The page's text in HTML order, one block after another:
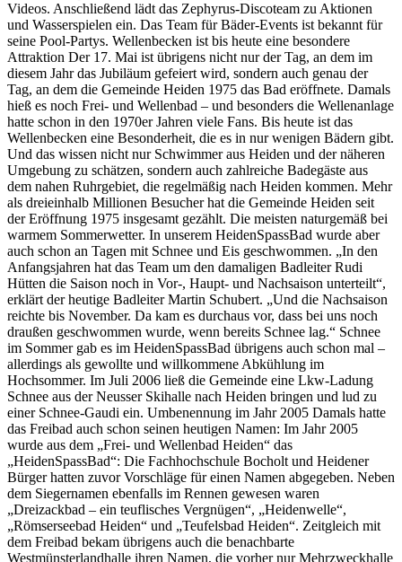
Videos. Anschließend lädt das Zephyrus-Discoteam zu Aktionen
und Wasserspielen ein. Das Team für Bäder-Events ist bekannt für
seine Pool-Partys. Wellenbecken ist bis heute eine besondere
Attraktion Der 17. Mai ist übrigens nicht nur der Tag, an dem im
diesem Jahr das Jubiläum gefeiert wird, sondern auch genau der
Tag, an dem die Gemeinde Heiden 1975 das Bad eröffnete. Damals
hieß es noch Frei- und Wellenbad – und besonders die Wellenanlage
hatte schon in den 1970er Jahren viele Fans. Bis heute ist das
Wellenbecken eine Besonderheit, die es in nur wenigen Bädern gibt.
Und das wissen nicht nur Schwimmer aus Heiden und der näheren
Umgebung zu schätzen, sondern auch zahlreiche Badegäste aus
dem nahen Ruhrgebiet, die regelmäßig nach Heiden kommen. Mehr
als dreieinhalb Millionen Besucher hat die Gemeinde Heiden seit
der Eröffnung 1975 insgesamt gezählt. Die meisten naturgemäß bei
warmem Sommerwetter. In unserem HeidenSpassBad wurde aber
auch schon an Tagen mit Schnee und Eis geschwommen. „In den
Anfangsjahren hat das Team um den damaligen Badleiter Rudi
Hütten die Saison noch in Vor-, Haupt- und Nachsaison unterteilt“,
erklärt der heutige Badleiter Martin Schubert. „Und die Nachsaison
reichte bis November. Da kam es durchaus vor, dass bei uns noch
draußen geschwommen wurde, wenn bereits Schnee lag.“ Schnee
im Sommer gab es im HeidenSpassBad übrigens auch schon mal –
allerdings als gewollte und willkommene Abkühlung im
Hochsommer. Im Juli 2006 ließ die Gemeinde eine Lkw-Ladung
Schnee aus der Neusser Skihalle nach Heiden bringen und lud zu
einer Schnee-Gaudi ein. Umbenennung im Jahr 2005 Damals hatte
das Freibad auch schon seinen heutigen Namen: Im Jahr 2005
wurde aus dem „Frei- und Wellenbad Heiden“ das
„HeidenSpassBad“: Die Fachhochschule Bocholt und Heidener
Bürger hatten zuvor Vorschläge für einen Namen abgegeben. Neben
dem Siegernamen ebenfalls im Rennen gewesen waren
„Dreizackbad – ein teuflisches Vergnügen“, „Heidenwelle“,
„Römserseebad Heiden“ und „Teufelsbad Heiden“. Zeitgleich mit
dem Freibad bekam übrigens auch die benachbarte
Westmünsterlandhalle ihren Namen, die vorher nur Mehrzweckhalle